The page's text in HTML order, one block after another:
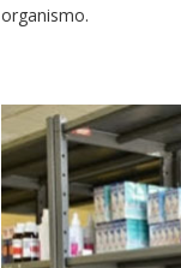
organismo.